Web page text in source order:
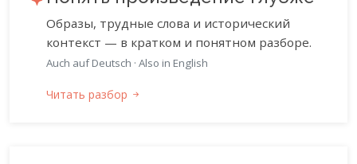
Образы, трудные слова и исторический
контекст — в кратком и понятном разборе.
Auch auf Deutsch · Also in English
Читать разбор